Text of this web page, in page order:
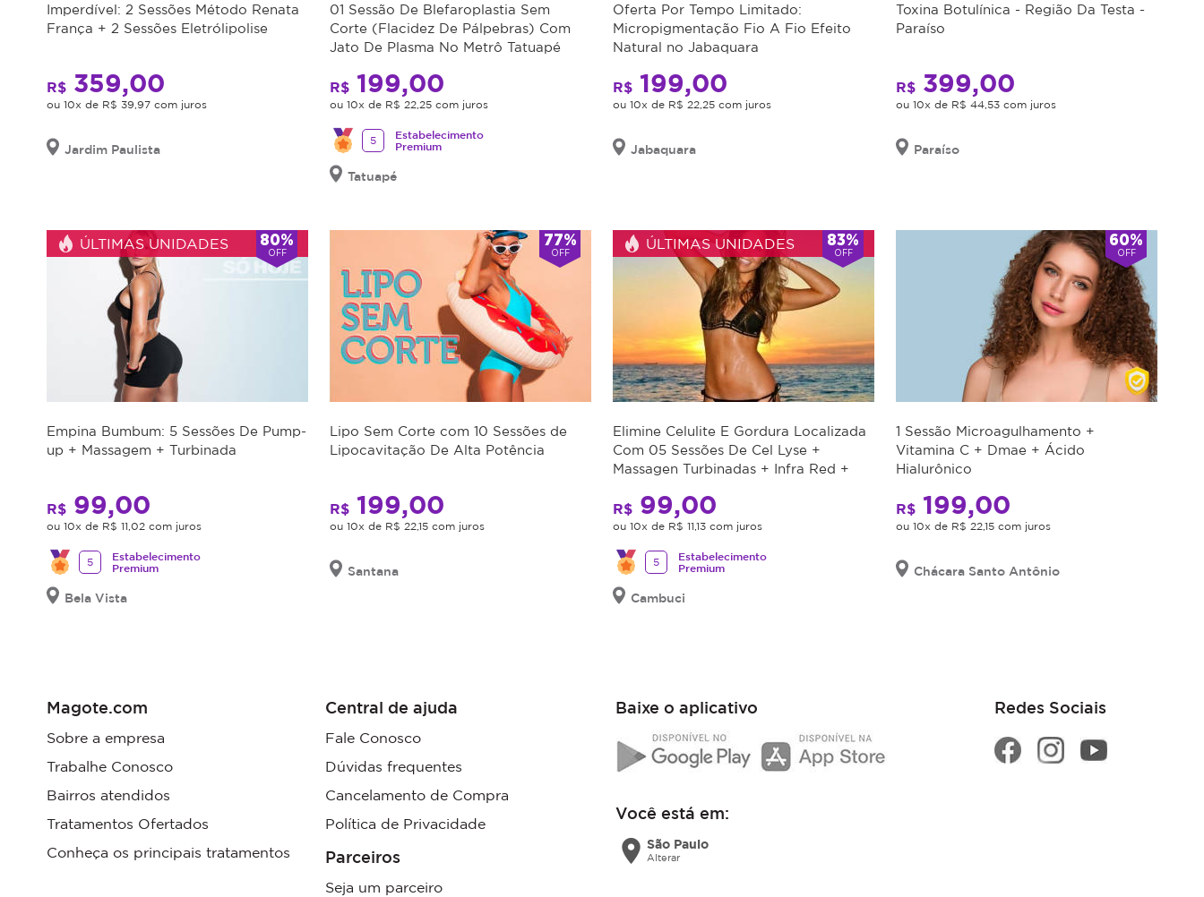
comparecer
no
agendado
desmarcar
com
de
tratamento
iniciado,
transferência
para
terceiros.
disponibilidade
de
dias
horários.
considerado
realizada.
Promoção
não
não
haverá
Imperdível: 2 Sessões Método Renata
França + 2 Sessões Eletrólipolise
R$ 359,00
ou 10x de R$ 39,97 com juros
Jardim Paulista
01 Sessão De Blefaroplastia Sem
Corte (Flacidez De Pálpebras) Com
Jato De Plasma No Metrô Tatuapé
R$ 199,00
ou 10x de R$ 22,25 com juros
5
Estabelecimento
Premium
Tatuapé
Oferta Por Tempo Limitado:
Micropigmentação Fio A Fio Efeito
Natural no Jabaquara
R$ 199,00
ou 10x de R$ 22,25 com juros
Jabaquara
Toxina Botulínica - Região Da Testa -
Paraíso
R$ 399,00
ou 10x de R$ 44,53 com juros
Paraíso
ÚLTIMAS UNIDADES 80%
OFF
Empina Bumbum: 5 Sessões De Pump-
up + Massagem + Turbinada
R$ 99,00
ou 10x de R$ 11,02 com juros
5
Estabelecimento
Premium
Bela Vista
77%
OFF
Lipo Sem Corte com 10 Sessões de
Lipocavitação De Alta Potência
R$ 199,00
ou 10x de R$ 22,15 com juros
Santana
ÚLTIMAS UNIDADES 83%
OFF
Elimine Celulite E Gordura Localizada
Com 05 Sessões De Cel Lyse +
Massagen Turbinadas + Infra Red +
Vezes Sem Juros
R$ 99,00
ou 10x de R$ 11,13 com juros
5
Estabelecimento
Premium
Cambuci
60%
OFF
1 Sessão Microagulhamento +
Vitamina C + Dmae + Ácido
Hialurônico
R$ 199,00
ou 10x de R$ 22,15 com juros
Chácara Santo Antônio
Magote.com
Sobre a empresa
Trabalhe Conosco
Bairros atendidos
Tratamentos Ofertados
Conheça os principais tratamentos
Central de ajuda
Fale Conosco
Dúvidas frequentes
Cancelamento de Compra
Política de Privacidade
Parceiros
Seja um parceiro
Baixe o aplicativo
Você está em:
location_on São Paulo
Alterar
Redes Sociais